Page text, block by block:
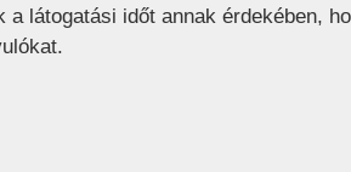
látogatási időt annak érdekében,